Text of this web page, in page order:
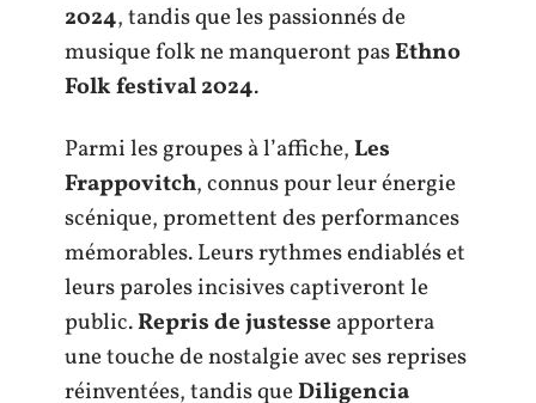
2024, tandis que les passionnés de
musique folk ne manqueront pasEthno
Folk festival 2024.
Parmi les groupes à l’affiche,Les
Frappovitch, connus pour leur énergie
scénique, promettent des performances
mémorables. Leurs rythmes endiablés et
leurs paroles incisives captiveront le
public.Repris de justesse apportera
une touche de nostalgie avec ses reprises
réinventées, tandis queDiligencia